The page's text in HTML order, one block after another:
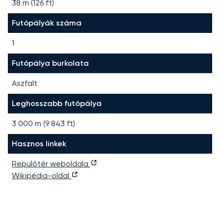
38 m (126 ft)
Futópályák száma
1
Futópálya burkolata
Aszfalt
Leghosszabb futópálya
3 000 m (9 843 ft)
Hasznos linkek
Repülőtér weboldala
Wikipédia-oldal